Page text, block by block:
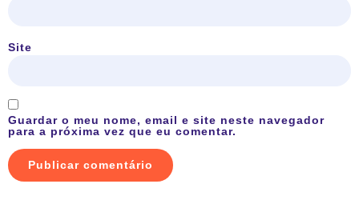
Site
Guardar o meu nome, email e site neste navegador
para a próxima vez que eu comentar.